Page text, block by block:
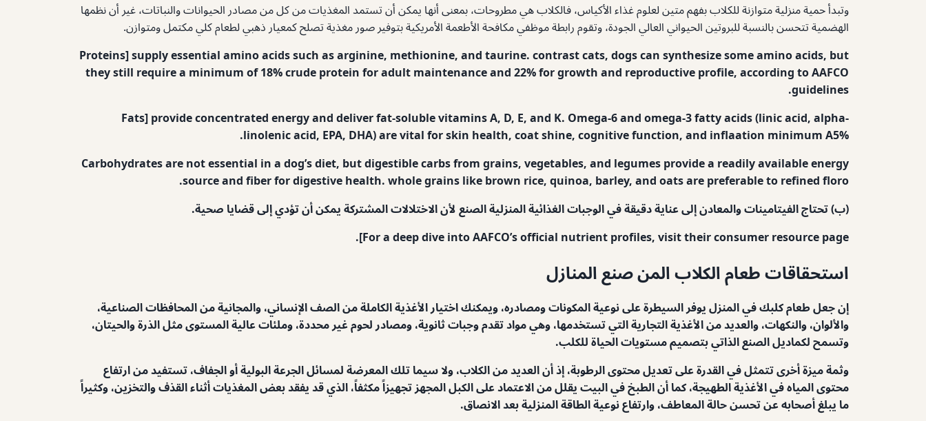
وتبدأ حمية منزلية متوازنة للكلاب بفهم متين لعلوم غذاء الأكياس، فالكلاب هي مطروحات، بمعنى أنها يمكن أن تستمد المغذيات من كل من مصادر الحيوانات والنباتات، غير أن نظمها
الهضمية تتحسن بالنسبة للبروتين الحيواني العالي الجودة، وتقوم رابطة موظفي مكافحة الأطعمة الأمريكية بتوفير صور مغذية تصلح كمعيار ذهبي لطعام كلي مكتمل ومتوازن.
Proteins] supply essential amino acids such as arginine, methionine, and taurine. contrast cats, dogs can synthesize some amino acids, but
they still require a minimum of 18% crude protein for adult maintenance and 22% for growth and reproductive profile, according to AAFCO
guidelines.
Fats] provide concentrated energy and deliver fat-soluble vitamins A, D, E, and K. Omega-6 and omega-3 fatty acids (linic acid, alpha-
linolenic acid, EPA, DHA) are vital for skin health, coat shine, cognitive function, and inflaation minimum A5%.
Carbohydratesare not essential in a dog’s diet, but digestible carbs from grains, vegetables, and legumes provide a readily available energy
source and fiber for digestive health. whole grains like brown rice, quinoa, barley, and oats are preferable to refined floro.
(ب) تحتاج الفيتامينات والمعادن إلى عناية دقيقة في الوجبات الغذائية المنزلية الصنع لأن الاختلالات المشتركة يمكن أن تؤدي إلى قضايا صحية.
For a deep dive into AAFCO’s official nutrient profiles, visit their consumer resource page].
استحقاقات طعام الكلاب المن صنع المنازل
إن جعل طعام كلبك في المنزل يوفر السيطرة على نوعية المكونات ومصادره، ويمكنك اختيار الأغذية الكاملة من الصف الإنساني، والمجانية من المحافظات الصناعية،
والألوان، والنكهات، والعديد من الأغذية التجارية التي تستخدمها، وهي مواد تقدم وجبات ثانوية، ومصادر لحوم غير محددة، وملئات عالية المستوى مثل الذرة والحيتان،
وتسمح لكماديل الصنع الذاتي بتصميم مستويات الحياة للكلب.
وثمة ميزة أخرى تتمثل في القدرة على تعديل محتوى الرطوبة، إذ أن العديد من الكلاب، ولا سيما تلك المعرضة لمسائل الجرعة البولية أو الجفاف، تستفيد من ارتفاع
محتوى المياه في الأغذية الطهيجة، كما أن الطبخ في البيت يقلل من الاعتماد على الكبل المجهز تجهيزاً مكثفاً، الذي قد يفقد بعض المغذيات أثناء القذف والتخزين، وكثيراً
ما يبلغ أصحابه عن تحسن حالة المعاطف، وارتفاع نوعية الطاقة المنزلية بعد الانصاق.